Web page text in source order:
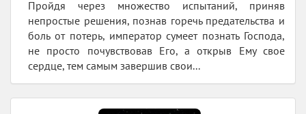
Пройдя через множество испытаний, приняв
непростые решения, познав горечь предательства и
боль от потерь, император сумеет познать Господа,
не просто почувствовав Его, а открыв Ему свое
сердце, тем самым завершив свои...